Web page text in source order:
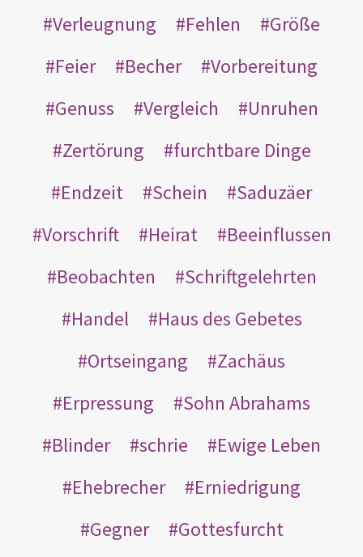
Verleugnung Fehlen
Größe
Feier
Becher
Vorbereitung
Genuss
Vergleich
Unruhen
Zertörung
furchtbare Dinge
Endzeit
Schein
Saduzäer
Vorschrift
Heirat
Beeinflussen
Beobachten
Schriftgelehrten
Handel
Haus des Gebetes
Ortseingang
Zachäus
Erpressung
Sohn Abrahams
Blinder
schrie
Ewige Leben
Ehebrecher
Erniedrigung
Gegner
Gottesfurcht